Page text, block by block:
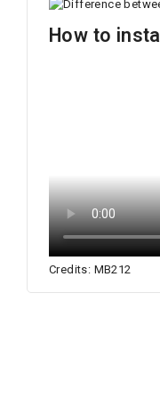
How to
Credits: MB212